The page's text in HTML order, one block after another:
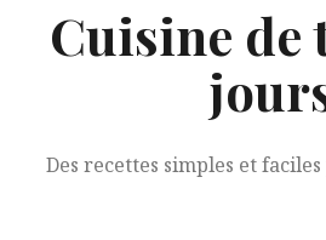
Cuisine de
Des recettes simples et